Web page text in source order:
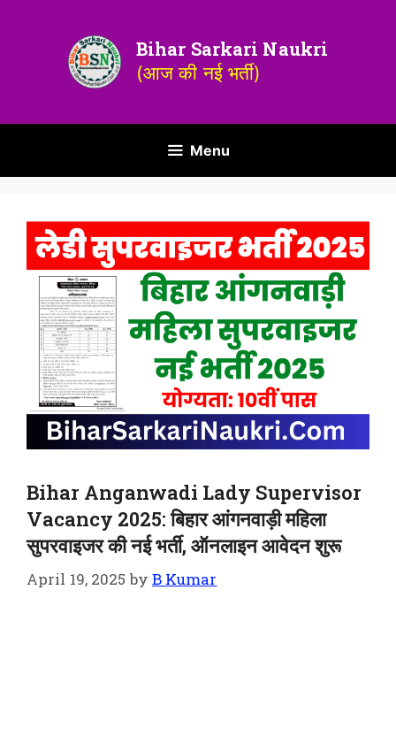
Bihar Sarkari Naukri
(आज की नई भर्ती)
Menu
Bihar Anganwadi Lady Supervisor
Vacancy 2025: बिहार आंगनवाड़ी महिला
सुपरवाइजर की नई भर्ती, ऑनलाइन आवेदन शुरू
April 19, 2025 by B Kumar